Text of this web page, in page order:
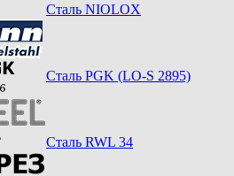
Сталь NIOLOX
Сталь PGK (LO-S 2895)
Сталь RWL 34